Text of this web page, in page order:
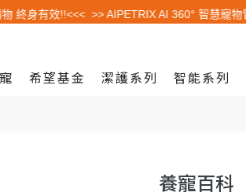
身有效!!<<< >> AIPETRIX AI 360° 智慧寵物管
希望基金 潔護系列 智能系列
養寵百科